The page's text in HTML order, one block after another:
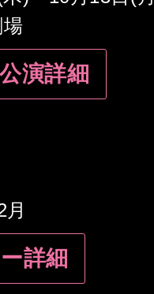
演詳細
詳細